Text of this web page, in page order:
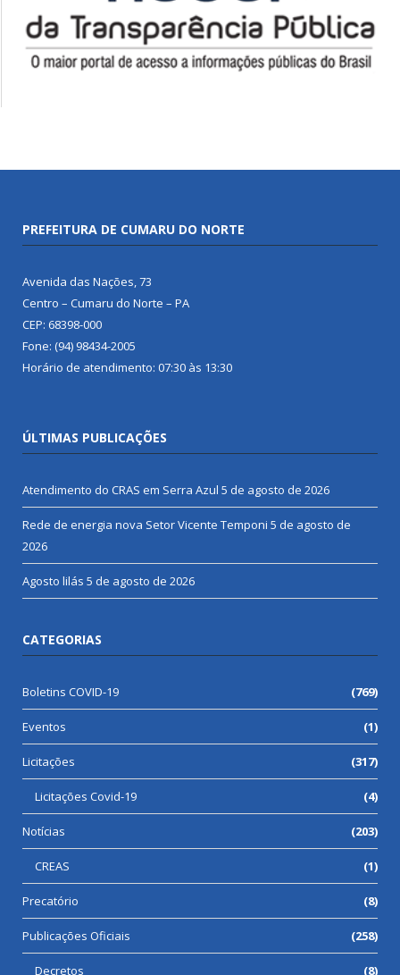
PREFEITURA DE CUMARU DO NORTE
Avenida das Nações, 73
Centro – Cumaru do Norte – PA
CEP: 68398-000
Fone: (94) 98434-2005
Horário de atendimento: 07:30 às 13:30
ÚLTIMAS PUBLICAÇÕES
Atendimento do CRAS em Serra Azul 5 de agosto de 2026
Rede de energia nova Setor Vicente Temponi 5 de agosto de
2026
Agosto lilás 5 de agosto de 2026
CATEGORIAS
Boletins COVID-19 (769)
Eventos (1)
Licitações (317)
Licitações Covid-19 (4)
Notícias (203)
CREAS (1)
Precatório (8)
Publicações Oficiais (258)
Decretos (8)